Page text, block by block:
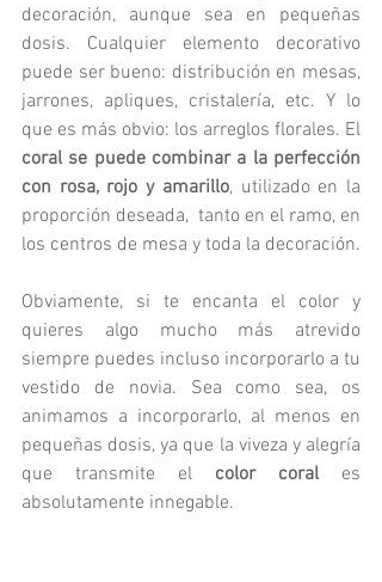
decoración, aunque sea en pequeñas
dosis. Cualquier elemento decorativo
puede ser bueno: distribución en mesas,
jarrones, apliques, cristalería, etc. Y lo
coral se puede combinar a la perfección
con rosa, rojo y amarillo, utilizado en la
proporción deseada,  tanto en el ramo, en
Obviamente, si te encanta el color y
quieres algo mucho más atrevido
siempre puedes incluso incorporarlo a tu
vestido de novia. Sea como sea, os
animamos a incorporarlo, al menos en
pequeñas dosis, ya que la viveza y alegría
que transmite el color coral es
absolutamente innegable.